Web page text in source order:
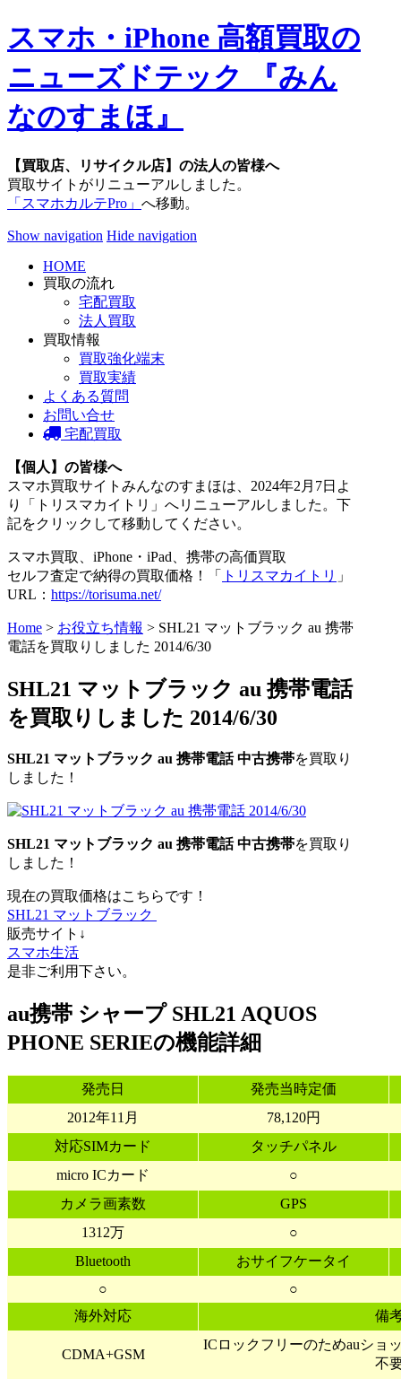
スマホ・iPhone 高額買取の
ニューズドテック 『みん
なのすまほ』
【買取店、リサイクル店】の法人の皆様へ
買取サイトがリニューアルしました。
「スマホカルテPro」 へ移動。
Show navigation Hide navigation
HOME
買取の流れ
宅配買取
法人買取
買取情報
買取強化端末
買取実績
よくある質問
お問い合せ
宅配買取
【個人】の皆様へ
スマホ買取サイトみんなのすまほは、2024年2月7日よ
り「トリスマカイトリ」へリニューアルしました。下
記をクリックして移動してください。
スマホ買取、iPhone・iPad、携帯の高価買取
セルフ査定で納得の買取価格！「
トリスマカイトリ 」
URL： https://torisuma.net/
Home > お役立ち情報 > SHL21 マットブラック au 携帯
電話を買取りしました 2014/6/30
SHL21 マットブラック au 携帯電話
を買取りしました 2014/6/30
SHL21 マットブラック au 携帯電話中古携帯を買取り
しました！
SHL21 マットブラック au 携帯電話中古携帯を買取り
しました！
現在の買取価格はこちらです！
SHL21 マットブラック
販売サイト↓
スマホ生活
是非ご利用下さい。
au携帯 シャープ SHL21 AQUOS
PHONE SERIEの機能詳細
発売日
発売当時定価
2012年11月
78,120円
対応SIMカード
タッチパネル
micro ICカード
○
カメラ画素数
GPS
1312万
○
Bluetooth
おサイフケータイ
○
○
海外対応
備
CDMA+GSM
ICロックフリーのためauショ
不